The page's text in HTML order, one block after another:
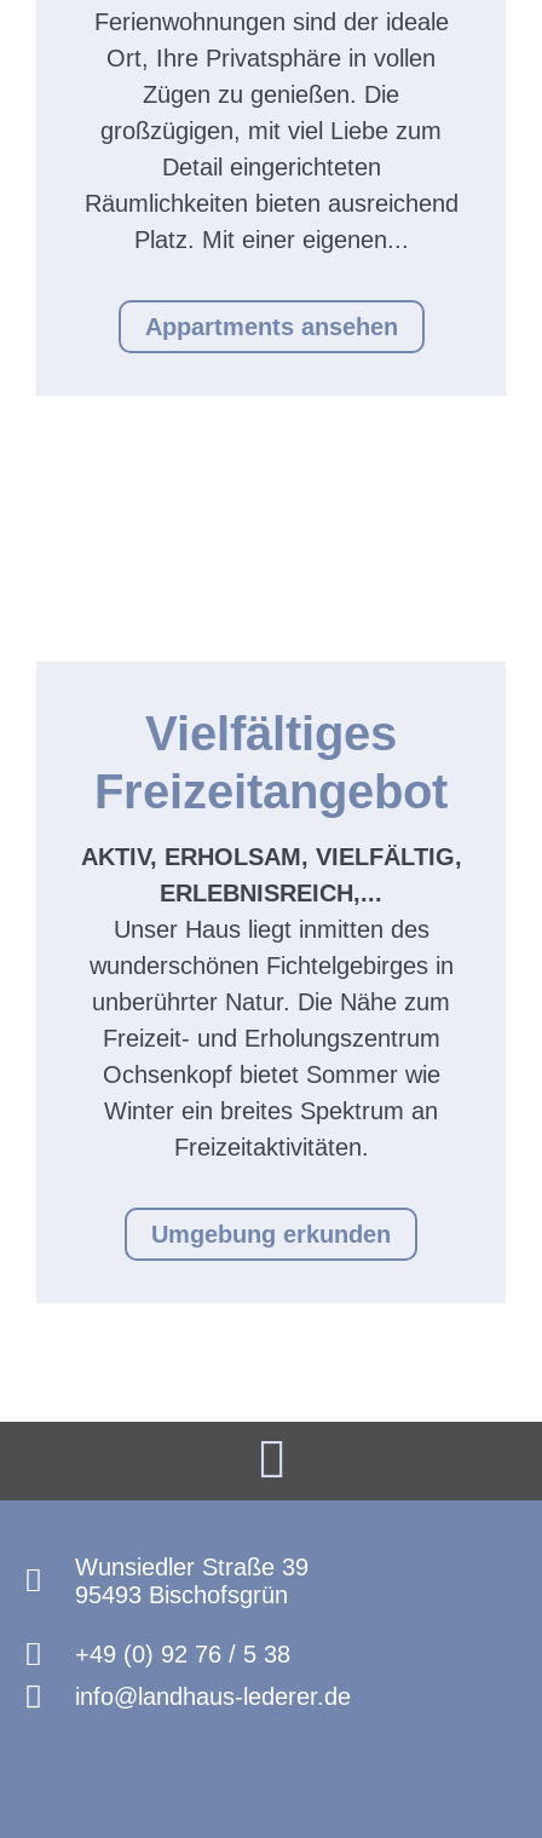
Ferienwohnungen sind der ideale
Ort, Ihre Privatsphäre in vollen
Zügen zu genießen. Die
großzügigen, mit viel Liebe zum
Detail eingerichteten
Räumlichkeiten bieten ausreichend
Platz. Mit einer eigenen...
Appartments ansehen
Vielfältiges
Freizeitangebot
AKTIV, ERHOLSAM, VIELFÄLTIG,
ERLEBNISREICH,...
Unser Haus liegt inmitten des
wunderschönen Fichtelgebirges in
unberührter Natur. Die Nähe zum
Freizeit- und Erholungszentrum
Ochsenkopf bietet Sommer wie
Winter ein breites Spektrum an
Freizeitaktivitäten.
Umgebung erkunden
Wunsiedler Straße 39
95493 Bischofsgrün
+49 (0) 92 76 / 5 38
info@landhaus-lederer.de